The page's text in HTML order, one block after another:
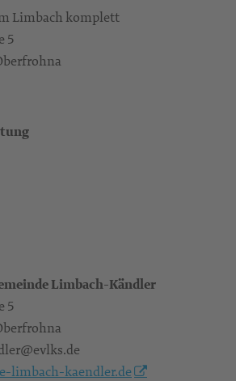
Limbach komplett
5
Limbach-Kändler
5
limbach-kaendler.de